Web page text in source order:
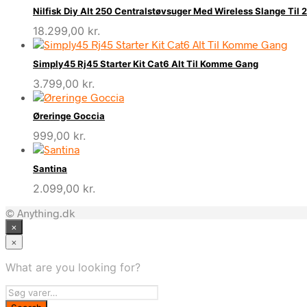
Nilfisk Diy Alt 250 Centralstøvsuger Med Wireless Slange Til
18.299,00 kr.
Simply45 Rj45 Starter Kit Cat6 Alt Til Komme Gang
3.799,00 kr.
Øreringe Goccia
999,00 kr.
Santina
2.099,00 kr.
© Anything.dk
×
×
What are you looking for?